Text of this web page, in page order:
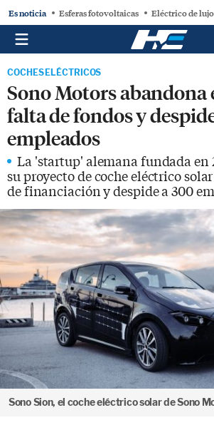
Es noticia Esferas fotovoltaicas Eléctrico de lujo
COCHES ELÉCTRICOS
Sono Motors abandona
falta de fondos y
empleados
La 'startup' alemana fundada en
su proyecto de coche eléctrico
de financiación y despide a 300
Sono Sion, el coche eléctrico solar de Sono